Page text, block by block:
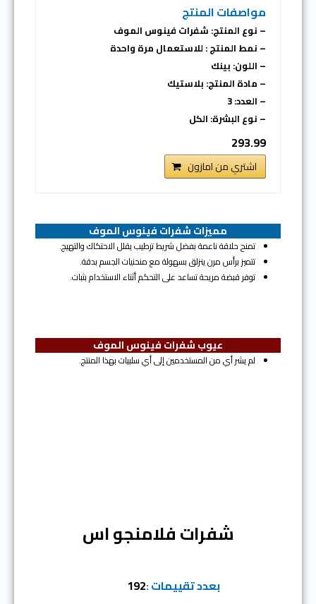
مواصفات المنتج
– نوع المنتج: شفرات فينوس الموف
– نمط المنتج : للاستعمال مرة واحدة
– اللون: بينك
– مادة المنتج: بلاستيك
– العدد: 3
– نوع البشرة: الكل
293.99
اشتري من امازون
مميزاتشفرات فينوس الموف
تمنح حلاقة ناعمة بفضل شريط ترطيب يقلل الاحتكاك والتهيج.
تتميز برأس مرن ينزلق بسهولة مع منحنيات الجسم بدقة.
توفر قبضة مريحة تساعد على التحكم أثناء الاستخدام بثبات.
عيوبشفرات فينوس الموف
لم يشر أي من المستخدمين إلى أي سلبيات بهذا المنتج.
شفرات فلامنجو اس
بعدد تقييمات :192